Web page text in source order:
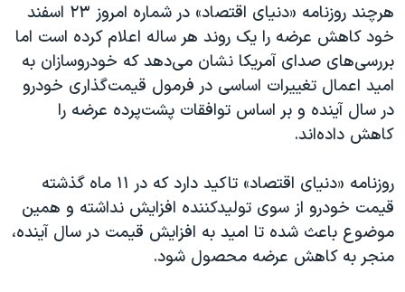
قانون شفافیت دارائی کادر رهبری ایران
اعتراضات مردمی آبان ۹۸
اسرائیل در جنگ
نرگس محمدی برنده جایزه نوبل صلح
همایش محافظه‌کاران آمریکا «سی‌پک»
صفحه‌های ویژه
سفر پرزیدنت ترامپ به چین
هرچند روزنامه «دنیای اقتصاد» در شماره امروز ۲۳ اسفند
خود کاهش عرضه را یک روند هر ساله اعلام کرده است اما
بررسی‌های صدای آمریکا نشان می‌دهد که خودروسازان به
امید اعمال تغییرات اساسی در فرمول قیمت‌گذاری خودرو
در سال آینده و بر اساس توافقات پشت‌پرده عرضه را
کاهش داده‌اند.
روزنامه «دنیای اقتصاد» تاکید دارد که در ۱۱ ماه گذشته
قیمت خودرو از سوی تولیدکننده افزایش نداشته و همین
موضوع باعث شده تا امید به افزایش قیمت در سال آینده،
منجر به کاهش عرضه محصول شود.